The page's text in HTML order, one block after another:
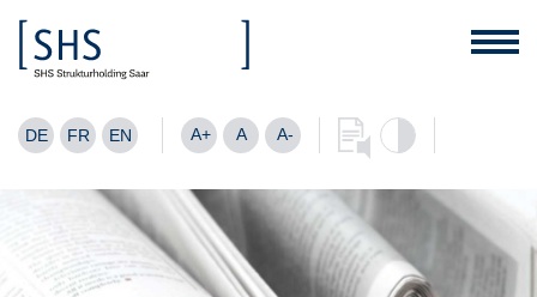
DE FR EN A+ A A-